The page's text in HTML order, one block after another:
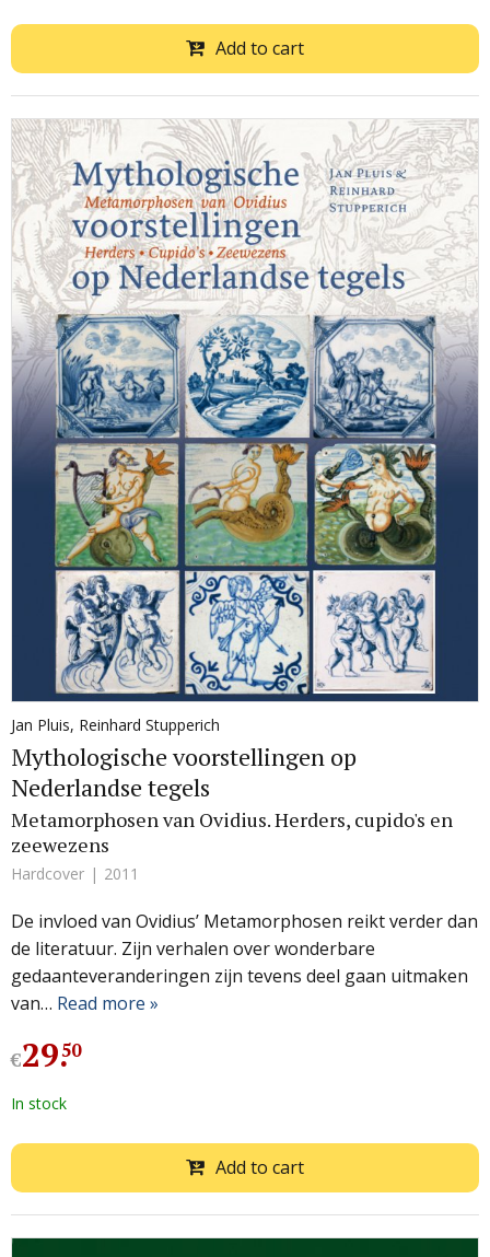
Add to cart
Jan Pluis, Reinhard Stupperich
Mythologische voorstellingen op
Nederlandse tegels
Metamorphosen van Ovidius. Herders, cupido's en
zeewezens
Hardcover 2011
De invloed van Ovidius’ Metamorphosen reikt verder dan
de literatuur. Zijn verhalen over wonderbare
gedaanteveranderingen zijn tevens deel gaan uitmaken
van… Read more »
€29.
50
In stock
Add to cart